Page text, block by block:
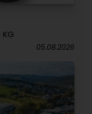
05.08.2026